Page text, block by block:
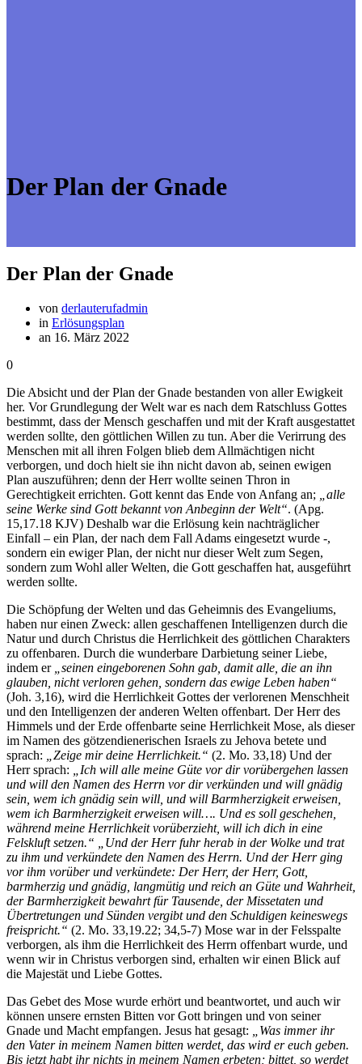
Der Plan der Gnade
Der Plan der Gnade
von derlauterufadmin
in Erlösungsplan
an 16. März 2022
0
Die Absicht und der Plan der Gnade bestanden von aller Ewigkeit
her. Vor Grundlegung der Welt war es nach dem Ratschluss Gottes
bestimmt, dass der Mensch geschaffen und mit der Kraft ausgestattet
werden sollte, den göttlichen Willen zu tun. Aber die Verirrung des
Menschen mit all ihren Folgen blieb dem Allmächtigen nicht
verborgen, und doch hielt sie ihn nicht davon ab, seinen ewigen
Plan auszuführen; denn der Herr wollte seinen Thron in
Gerechtigkeit errichten. Gott kennt das Ende von Anfang an;
„alle
seine Werke sind Gott bekannt von Anbeginn der Welt“. (Apg.
15,17.18 KJV) Deshalb war die Erlösung kein nachträglicher
Einfall – ein Plan, der nach dem Fall Adams eingesetzt wurde -,
sondern ein ewiger Plan, der nicht nur dieser Welt zum Segen,
sondern zum Wohl aller Welten, die Gott geschaffen hat, ausgeführt
werden sollte.
Die Schöpfung der Welten und das Geheimnis des Evangeliums,
haben nur einen Zweck: allen geschaffenen Intelligenzen durch die
Natur und durch Christus die Herrlichkeit des göttlichen Charakters
zu offenbaren. Durch die wunderbare Darbietung seiner Liebe,
indem er
„seinen eingeborenen Sohn gab, damit alle, die an ihn
glauben, nicht verloren gehen, sondern das ewige Leben haben“
(Joh. 3,16), wird die Herrlichkeit Gottes der verlorenen Menschheit
und den Intelligenzen der anderen Welten offenbart. Der Herr des
Himmels und der Erde offenbarte seine Herrlichkeit Mose, als dieser
im Namen des götzendienerischen Israels zu Jehova betete und
sprach:
„Zeige mir deine Herrlichkeit.“ (2. Mo. 33,18) Und der
Herr sprach:
„Ich will alle meine Güte vor dir vorübergehen lassen
und will den Namen des Herrn vor dir verkünden und will gnädig
sein, wem ich gnädig sein will, und will Barmherzigkeit erweisen,
wem ich Barmherzigkeit erweisen will…. Und es soll geschehen,
während meine Herrlichkeit vorüberzieht, will ich dich in eine
Felskluft setzen.“ „Und der Herr fuhr herab in der Wolke und trat
zu ihm und verkündete den Namen des Herrn. Und der Herr ging
vor ihm vorüber und verkündete: Der Herr, der Herr, Gott,
barmherzig und gnädig, langmütig und reich an Güte und Wahrheit,
der Barmherzigkeit bewahrt für Tausende, der Missetaten und
Übertretungen und Sünden vergibt und den Schuldigen keineswegs
freispricht.“ (2. Mo. 33,19.22; 34,5-7) Mose war in der Felsspalte
verborgen, als ihm die Herrlichkeit des Herrn offenbart wurde, und
wenn wir in Christus verborgen sind, erhalten wir einen Blick auf
die Majestät und Liebe Gottes.
Das Gebet des Mose wurde erhört und beantwortet, und auch wir
können unsere ernsten Bitten vor Gott bringen und von seiner
Gnade und Macht empfangen. Jesus hat gesagt:
„Was immer ihr
den Vater in meinem Namen bitten werdet, das wird er euch geben.
Bis jetzt habt ihr nichts in meinem Namen erbeten; bittet, so werdet